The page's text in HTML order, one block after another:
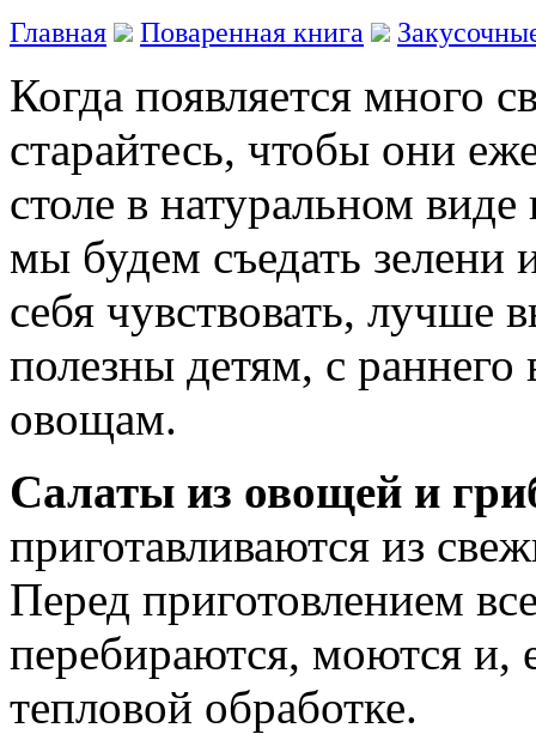
Главная Поваренная книга
Когда появляется много
старайтесь, чтобы они
столе в натуральном
мы будем съедать
себя чувствовать, лучше
полезны детям, с раннего
овощам.
Салаты из овощей и
приготавливаются из
Перед приготовлением
перебираются, моются и,
тепловой обработке.